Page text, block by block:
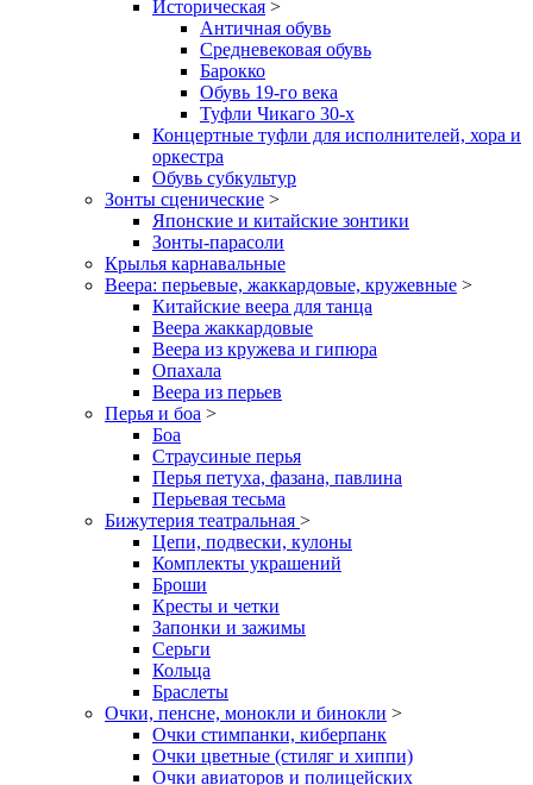
Историческая >
Античная обувь
Средневековая обувь
Барокко
Обувь 19-го века
Туфли Чикаго 30-х
Концертные туфли для исполнителей, хора и
оркестра
Обувь субкультур
Зонты сценические >
Японские и китайские зонтики
Зонты-парасоли
Крылья карнавальные
Веера: перьевые, жаккардовые, кружевные >
Китайские веера для танца
Веера жаккардовые
Веера из кружева и гипюра
Опахала
Веера из перьев
Перья и боа >
Боа
Страусиные перья
Перья петуха, фазана, павлина
Перьевая тесьма
Бижутерия театральная >
Цепи, подвески, кулоны
Комплекты украшений
Броши
Кресты и четки
Запонки и зажимы
Серьги
Кольца
Браслеты
Очки, пенсне, монокли и бинокли >
Очки стимпанки, киберпанк
Очки цветные (стиляг и хиппи)
Очки авиаторов и полицейских